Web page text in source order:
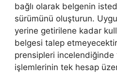
bağlı olarak belgenin
sürümünü oluşturun.
yerine getirilene kadar
belgesi talep
prensipleri incelendiğinde
işlemlerinin tek hesap